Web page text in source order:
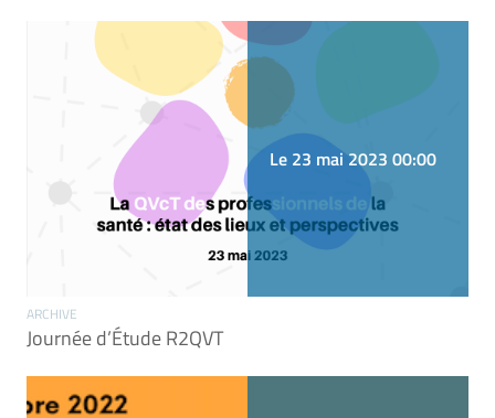
Le 23 mai 2023 00:00
ARCHIVE
Journée d’Étude R2QVT